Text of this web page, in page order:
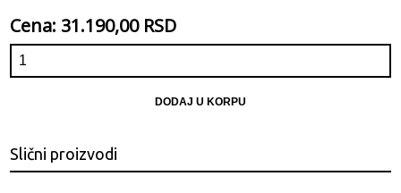
Cena: 31.190,00 RSD
DODAJ U KORPU
Slični proizvodi